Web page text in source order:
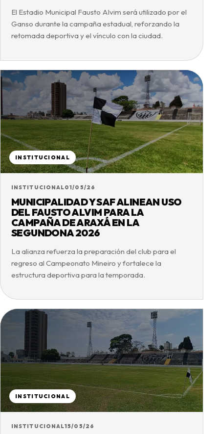
El Estadio Municipal Fausto Alvim será utilizado por el
Ganso durante la campaña estadual, reforzando la
retomada deportiva y el vínculo con la ciudad.
INSTITUCIONAL
INSTITUCIONAL01/05/26
MUNICIPALIDAD Y SAF ALINEAN USO
DEL FAUSTO ALVIM PARA LA
CAMPAÑA DE ARAXÁ EN LA
SEGUNDONA 2026
La alianza refuerza la preparación del club para el
regreso al Campeonato Mineiro y fortalece la
estructura deportiva para la temporada.
INSTITUCIONAL
INSTITUCIONAL15/05/26